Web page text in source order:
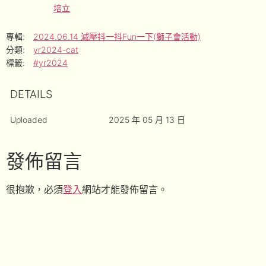
培立
專輯:
2024.06.14 減壓抖一抖Fun一下(獅子會活動)
分類:
yr2024-cat
標籤:
#yr2024
DETAILS
Uploaded 2025 年 05 月 13 日
發佈留言
很抱歉，必須登入網站才能發佈留言。